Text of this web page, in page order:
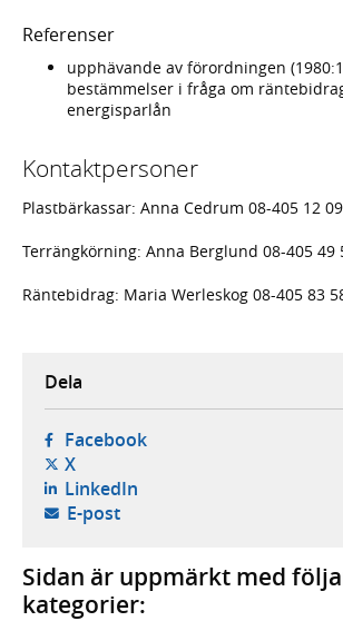
Referenser
upphävande av förordningen
bestämmelser i fråga om
energisparlån
Kontaktpersoner
Plastbärkassar: Anna Cedrum 08-405 12 09
Terrängkörning: Anna Berglund 08-405 49
Räntebidrag: Maria Werleskog 08-405 83
Dela
Facebook- öppnas i ny flik,
X- öppnas i ny flik, extern
LinkedIn- öppnas i ny flik, extern
E-post- öppnar din e-postklient,
Sidan är uppmärkt med
kategorier: